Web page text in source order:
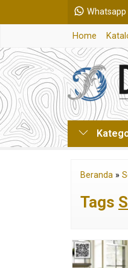
Whatsapp
Home
Beranda »
Tags